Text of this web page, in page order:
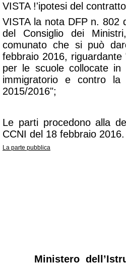
VISTA !'ipotesi del
VISTA la nota DFP n. 802
del Consiglio dei
comunato che si può
febbraio 2016,
per le scuole collocate
immigratorio e contro la
2015/2016";
Le parti procedono alla
CCNI del 18 febbraio 2016.
La parte pubblica
Ministero